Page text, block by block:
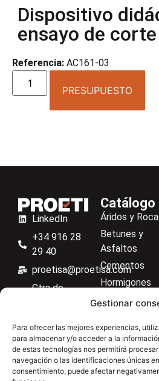
Gestionar
Para ofrecer las mejores experiencias,
para almacenar y/o acceder a la
de estas tecnologías nos permitirá
navegación o las identificaciones únicas
consentimiento, puede afectar
Dispositivo
ensayo de corte
Referencia: AC161-03
PRESUPUESTO
LinkedIn
+34 916 28
29 40
proetisa@proetisa.com
Ctra de
M-106, Km
4,1, 28110
Algete,
Madrid
Catálogo
Áridos y
Betunes y
Asfaltos
Cementos
Hormigones
Suelos
Aceros
Material